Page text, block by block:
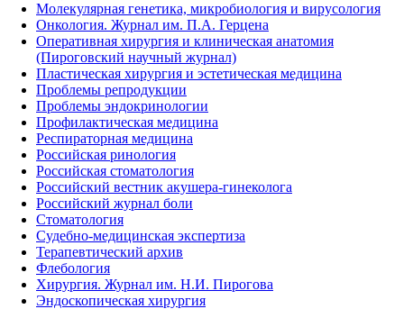
Молекулярная генетика, микробиология и вирусология
Онкология. Журнал им. П.А. Герцена
Оперативная хирургия и клиническая анатомия
(Пироговский научный журнал)
Пластическая хирургия и эстетическая медицина
Проблемы репродукции
Проблемы эндокринологии
Профилактическая медицина
Респираторная медицина
Российская ринология
Российская стоматология
Российский вестник акушера-гинеколога
Российский журнал боли
Стоматология
Судебно-медицинская экспертиза
Терапевтический архив
Флебология
Хирургия. Журнал им. Н.И. Пирогова
Эндоскопическая хирургия